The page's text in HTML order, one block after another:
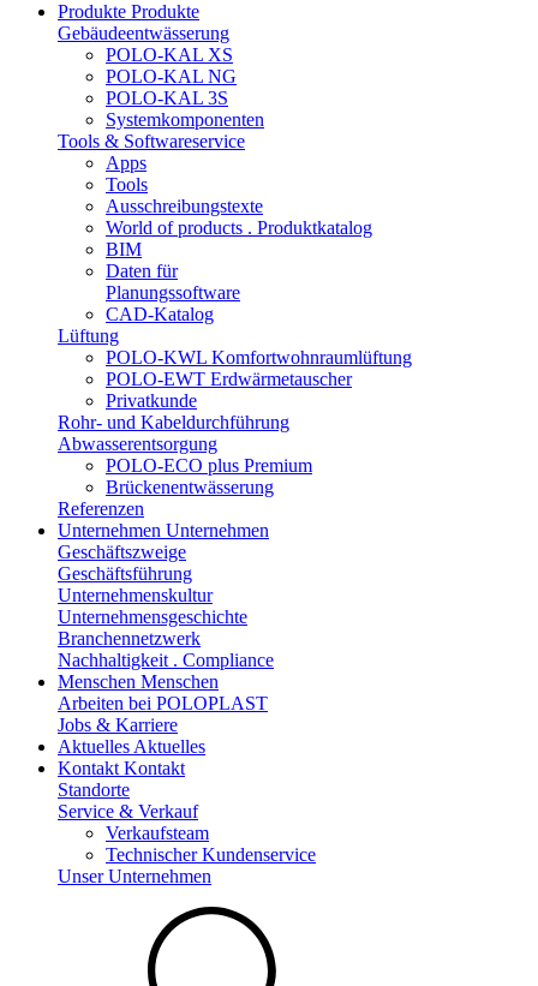
Produkte Produkte
Gebäudeentwässerung
POLO-KAL XS
POLO-KAL NG
POLO-KAL 3S
Systemkomponenten
Tools & Softwareservice
Apps
Tools
Ausschreibungstexte
World of products . Produktkatalog
BIM
Daten für
Planungssoftware
CAD-Katalog
Lüftung
POLO-KWL Komfortwohnraumlüftung
POLO-EWT Erdwärmetauscher
Privatkunde
Rohr- und Kabeldurchführung
Abwasserentsorgung
POLO-ECO plus Premium
Brückenentwässerung
Referenzen
Unternehmen Unternehmen
Geschäftszweige
Geschäftsführung
Unternehmenskultur
Unternehmensgeschichte
Branchennetzwerk
Nachhaltigkeit . Compliance
Menschen Menschen
Arbeiten bei POLOPLAST
Jobs & Karriere
Aktuelles Aktuelles
Kontakt Kontakt
Standorte
Service & Verkauf
Verkaufsteam
Technischer Kundenservice
Unser Unternehmen